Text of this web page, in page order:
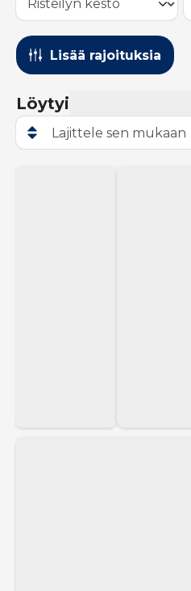
Lisää rajoituksia
Löytyi